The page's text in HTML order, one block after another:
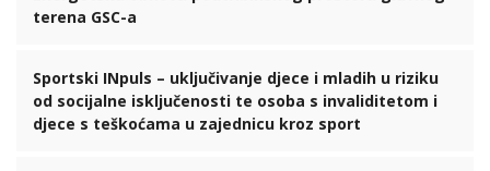
terena GSC-a
Sportski INpuls – uključivanje djece i mladih u riziku
od socijalne isključenosti te osoba s invaliditetom i
djece s teškoćama u zajednicu kroz sport